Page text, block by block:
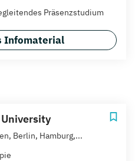
Präsenzstudium
Infomaterial
Berlin, Hamburg,...